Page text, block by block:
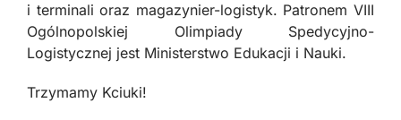
i terminali oraz magazynier-logistyk. Patronem VIII
Ogólnopolskiej Olimpiady Spedycyjno-
Logistycznej jest Ministerstwo Edukacji i Nauki.
Trzymamy Kciuki!